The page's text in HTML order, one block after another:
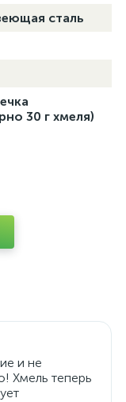
сталь
30 г хмеля)
и не
Хмель теперь